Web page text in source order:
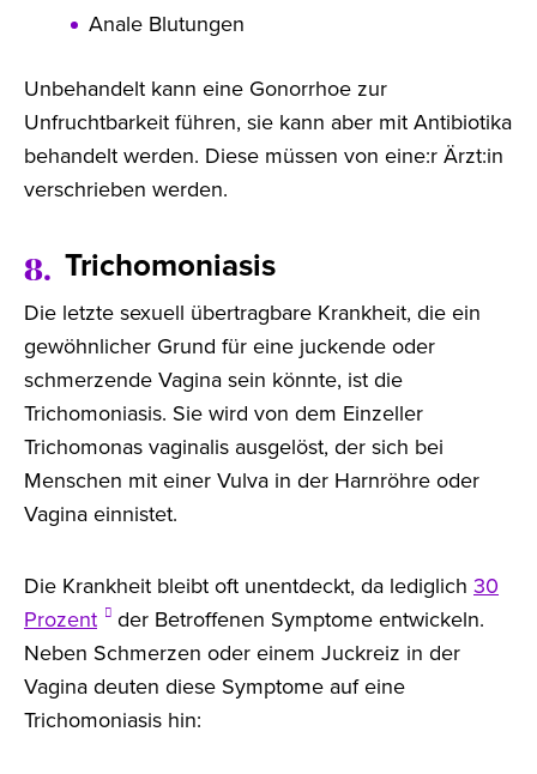
Anale Blutungen
Unbehandelt kann eine Gonorrhoe zur
Unfruchtbarkeit führen, sie kann aber mit Antibiotika
behandelt werden. Diese müssen von eine:r Ärzt:in
verschrieben werden.
8. Trichomoniasis
Die letzte sexuell übertragbare Krankheit, die ein
gewöhnlicher Grund für eine juckende oder
schmerzende Vagina sein könnte, ist die
Trichomoniasis. Sie wird von dem Einzeller
Trichomonas vaginalis ausgelöst, der sich bei
Menschen mit einer Vulva in der Harnröhre oder
Vagina einnistet.
Die Krankheit bleibt oft unentdeckt, da lediglich 30
Prozent
der Betroffenen Symptome entwickeln.
Neben Schmerzen oder einem Juckreiz in der
Vagina deuten diese Symptome auf eine
Trichomoniasis hin: